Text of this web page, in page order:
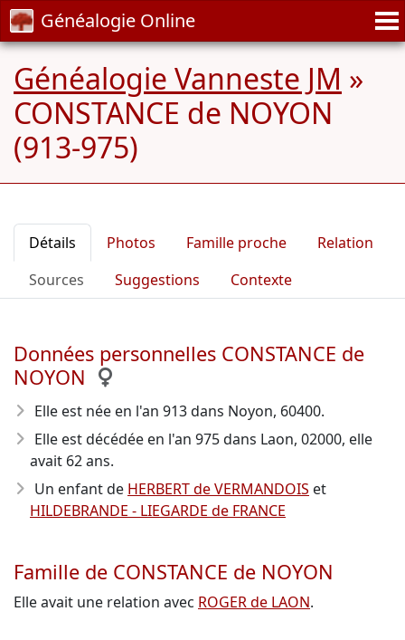
Généalogie Online
Généalogie Vanneste JM »
CONSTANCE de NOYON
(913-975)
Détails Photos Famille proche
Relation
Sources
Suggestions Contexte
Données personnelles CONSTANCE de
NOYON
Elle est née en l'an 913dans Noyon, 60400.
Elle est décédée en l'an 975dans Laon, 02000, elle
avait 62 ans.
Un enfant de HERBERT de VERMANDOIS et
HILDEBRANDE - LIEGARDE de FRANCE
Famille de CONSTANCE de NOYON
Elle avait une relation avec ROGER de LAON.